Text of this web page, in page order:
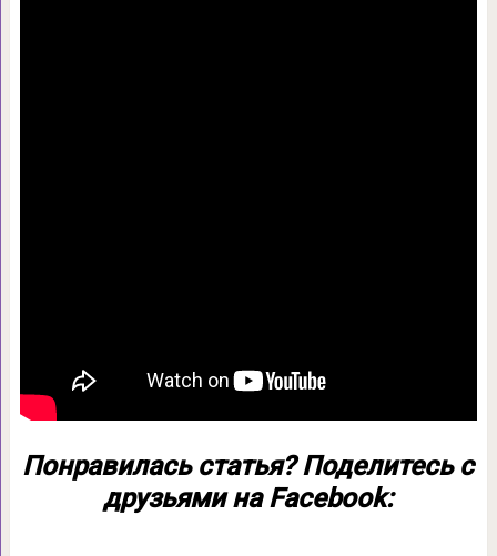
Понравилась статья? Поделитесь с
друзьями на Facebook: